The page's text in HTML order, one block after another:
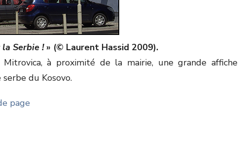
la Serbie !» (© Laurent Hassid 2009).
à proximité de la mairie, une grande affiche
du Kosovo.
page